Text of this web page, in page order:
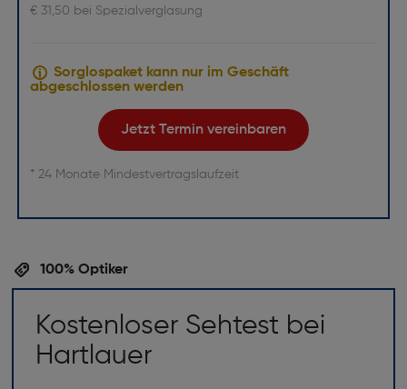
€ 31,50 bei Spezialverglasung
Sorglospaket kann nur im Geschäft
abgeschlossen werden
Jetzt Termin vereinbaren
* 24 Monate Mindestvertragslaufzeit
100% Optiker
Kostenloser Sehtest bei
Hartlauer